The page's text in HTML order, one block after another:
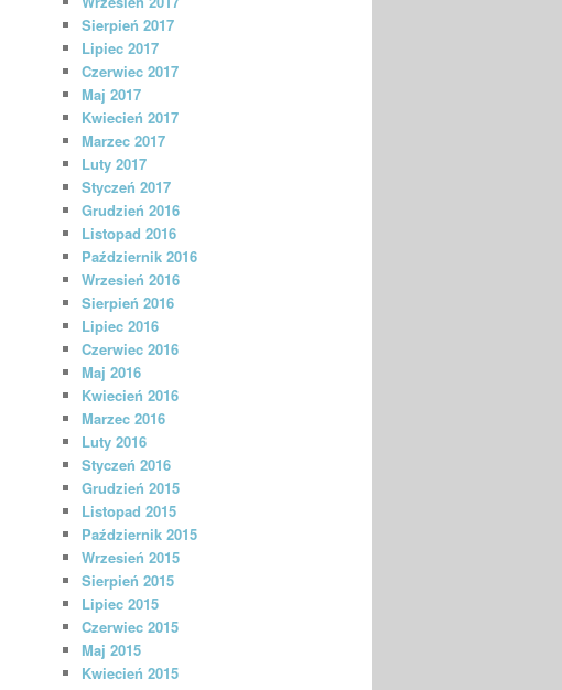
Sierpień 2017
Lipiec 2017
Czerwiec 2017
Maj 2017
Kwiecień 2017
Marzec 2017
Luty 2017
Styczeń 2017
Grudzień 2016
Listopad 2016
Październik 2016
Wrzesień 2016
Sierpień 2016
Lipiec 2016
Czerwiec 2016
Maj 2016
Kwiecień 2016
Marzec 2016
Luty 2016
Styczeń 2016
Grudzień 2015
Listopad 2015
Październik 2015
Wrzesień 2015
Sierpień 2015
Lipiec 2015
Czerwiec 2015
Maj 2015
Kwiecień 2015